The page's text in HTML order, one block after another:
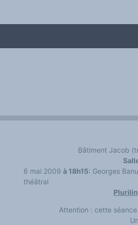
Bâtiment Jacob
6 mai 2009 à 18h15: Georges
théâtral
Attention : cette